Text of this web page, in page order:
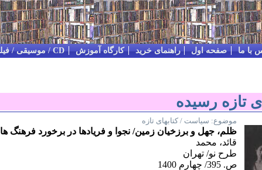
صفحه اول راهنمای خرید کارگاه آموزش CD / موسیقی / فیلم
تازه رسیده
موضوع: سیاست / کتابهای تازه
ظلم، جهل و برزخیان زمین/ نجوا و فریادها در برخورد فرهنگ ها
قائد، محمد
طرح نو/ تهران
ص. 395/ چهارم 1400